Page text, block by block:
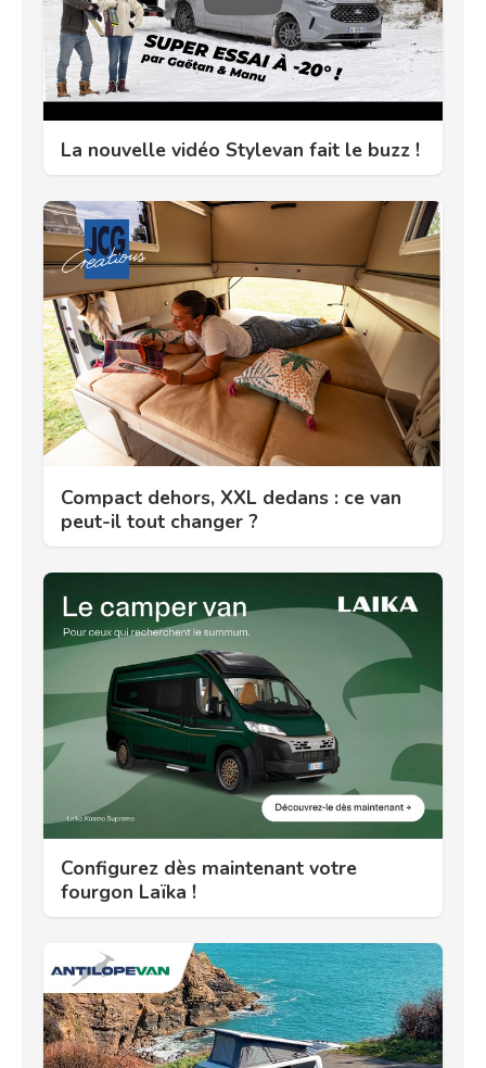
La nouvelle vidéo Stylevan fait le buzz !
Compact dehors, XXL dedans : ce van
peut-il tout changer ?
Configurez dès maintenant votre
fourgon Laïka !